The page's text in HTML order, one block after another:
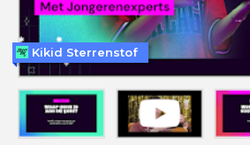
Kikid Sterrenstof